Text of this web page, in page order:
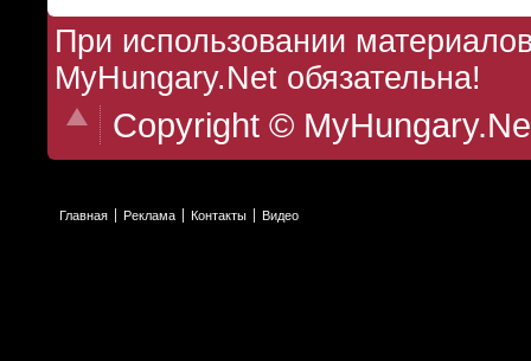
При использовании
MyHungary.Net обязательна!
Copyright ©
Главная Реклама Контакты Видео